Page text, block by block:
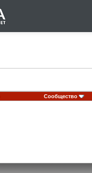
Сообщество